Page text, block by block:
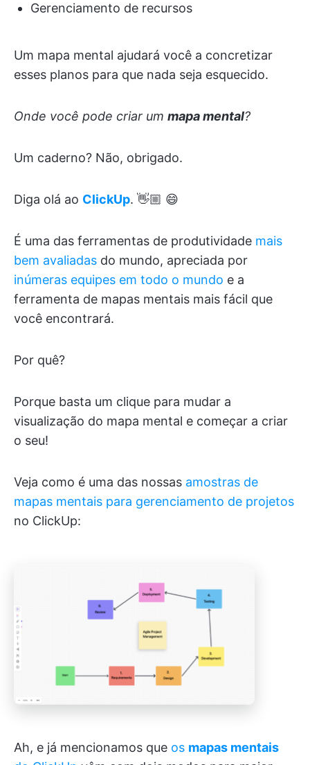
Gerenciamento de recursos
Um mapa mental ajudará você a concretizar
esses planos para que nada seja esquecido.
Onde você pode criar um mapa mental?
Um caderno? Não, obrigado.
Diga olá ao ClickUp. 👋🏼 😄
É uma das ferramentas de produtividade mais
bem avaliadas do mundo, apreciada por
inúmeras equipes em todo o mundo e a
ferramenta de mapas mentais mais fácil que
você encontrará.
Por quê?
Porque basta um clique para mudar a
visualização do mapa mental e começar a criar
o seu!
Veja como é uma das nossas amostras de
mapas mentais para gerenciamento de projetos
no ClickUp:
Ah, e já mencionamos que os mapas mentais